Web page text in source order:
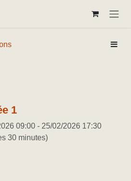
1
09:00 -25/02/2026 17:30
30 minutes)